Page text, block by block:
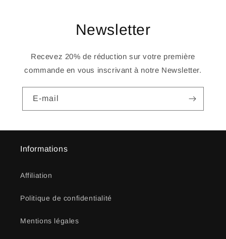
Newsletter
Recevez 20% de réduction sur votre première
commande en vous inscrivant à notre Newsletter.
E-mail
Informations
Affiliation
Politique de confidentialité
Mentions légales